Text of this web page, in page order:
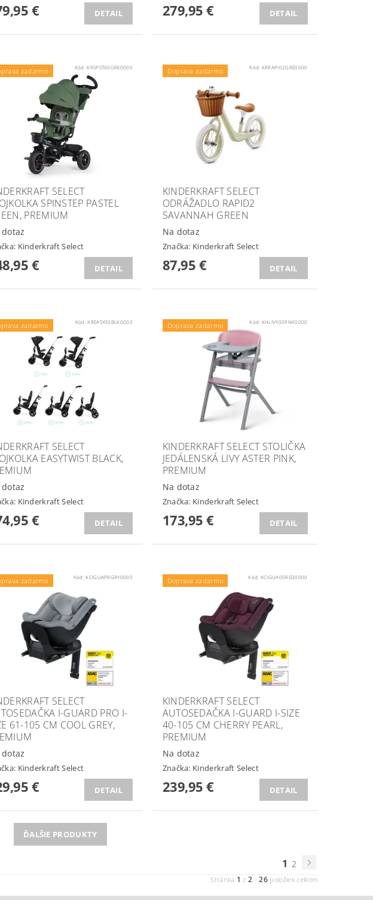
€ DETAIL 279,95 € DETAIL
zadarmo Kód:KRSPST00GRE0000
SELECT
SPINSTEP PASTEL
PREMIUM
Kinderkraft Select
€ DETAIL
Doprava zadarmo Kód: KRRAPI02GRE0000
KINDERKRAFT SELECT
ODRÁŽADLO RAPID2
SAVANNAH GREEN
Na dotaz
Značka: Kinderkraft Select
87,95 € DETAIL
zadarmo Kód:KREASY00BLK0000
SELECT
EASYTWIST BLACK,
Kinderkraft Select
€ DETAIL
Doprava zadarmo Kód: KHLIVY00PNK0000
KINDERKRAFT SELECT STOLIČKA
JEDÁLENSKÁ LIVY ASTER PINK,
PREMIUM
Na dotaz
Značka: Kinderkraft Select
173,95 € DETAIL
zadarmo Kód:KCIGUAPRGRY0000
SELECT
I-GUARD PRO I-
61-105 CM COOL GREY,
Kinderkraft Select
€ DETAIL
Doprava zadarmo Kód: KCIGUA00RED0000
KINDERKRAFT SELECT
AUTOSEDAČKA I-GUARD I-SIZE
40-105 CM CHERRY PEARL,
PREMIUM
Na dotaz
Značka: Kinderkraft Select
239,95 € DETAIL
ĎALŠIE PRODUKTY
1 2
Stránka 1 z2 -26 položiek celkom